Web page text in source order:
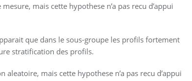
mais cette hypothese n’a pas recu d’appui
que dans le sous-groupe les profils fortement
stratification des profils.
mais cette hypothese n’a pas recu d’appui